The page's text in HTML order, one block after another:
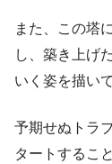
また、この塔
し、築き上げ
いく姿を描い
予期せぬトラ
タートするこ